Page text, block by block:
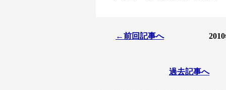
←前回記事へ
過去記事へ